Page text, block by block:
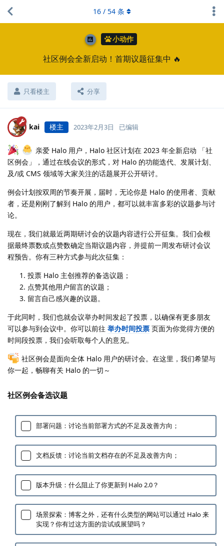
小动作
社区例会全新启动！首期议题征集中 🔥
只看楼主 分享
16 / 54 条
kai 楼主 2023年2月3日 已编辑
亲爱 Halo 用户，Halo 社区计划在 2023 年全新启动 「社
区例会」，通过在线会议的形式，对 Halo 的功能迭代、发展计划、
及/或 CMS 领域等大家关注的话题展开公开研讨。
例会计划按双周的节奏开展，届时，无论你是 Halo 的使用者、贡献
者，还是刚刚了解到 Halo 的用户，都可以就丰富多彩的议题参与讨
论。
现在，我们就最近两期研讨会的议题内容进行公开征集。我们会根
据最终票数或点赞数确定当期议题内容，并提前一周发布研讨会议
程预告。你有三种方式参与此次征集：
投票 Halo 主创推荐的备选议题；
点赞其他用户留言的议题；
留言自己感兴趣的议题。
于此同时，我们也就会议举办时间发起了投票，以确保有更多朋友
可以参与到会议中。你可以前往 举办时间投票 页面为你觉得方便的
时间段投票，我们会听取每个人的意见。
社区例会是面向全体 Halo 用户的研讨会。在这里，我们希望与
你一起，畅聊有关 Halo 的一切～
社区例会备选议题
部署问题：讨论当前部署方式的不足及改善方向；
文档反馈：讨论当前文档存在的不足及改善方向；
版本升级：什么阻止了你更新到 Halo 2.0？
场景探索：博客之外，还有什么类型的网站可以通过 Halo 来
实现？你有过这方面的尝试或展望吗？